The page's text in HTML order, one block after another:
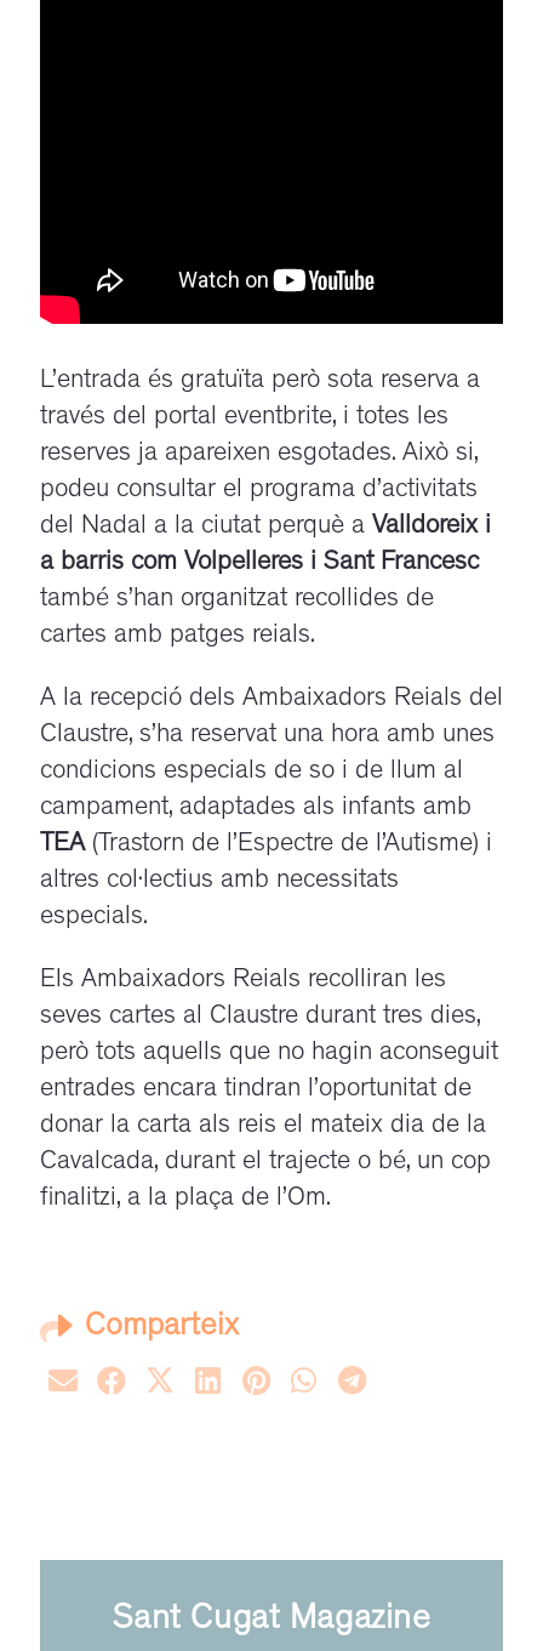
L’entrada és gratuïta però sota reserva a
través del portal eventbrite, i totes les
reserves ja apareixen esgotades. Això si,
podeu consultar el programa d’activitats
del Nadal a la ciutat perquè a Valldoreix i
a barris com Volpelleres i Sant Francesc
també s’han organitzat recollides de
cartes amb patges reials.
A la recepció dels Ambaixadors Reials del
Claustre, s’ha reservat una hora amb unes
condicions especials de so i de llum al
campament, adaptades als infants amb
TEA(Trastorn de l’Espectre de l’Autisme) i
altres col·lectius amb necessitats
especials.
Els Ambaixadors Reials recolliran les
seves cartes al Claustre durant tres dies,
però tots aquells que no hagin aconseguit
entrades encara tindran l’oportunitat de
donar la carta als reis el mateix dia de la
Cavalcada, durant el trajecte o bé, un cop
finalitzi, a la plaça de l’Om.
Comparteix
Sant Cugat Magazine